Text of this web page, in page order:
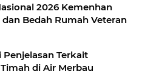
2026 Kemenhan
Bedah Rumah Veteran
Terkait
di Air Merbau